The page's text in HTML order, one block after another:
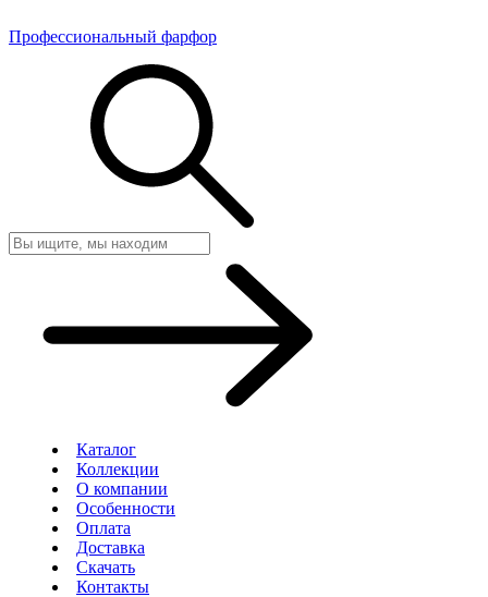
Профессиональный фарфор
Каталог
Коллекции
О компании
Особенности
Оплата
Доставка
Скачать
Контакты